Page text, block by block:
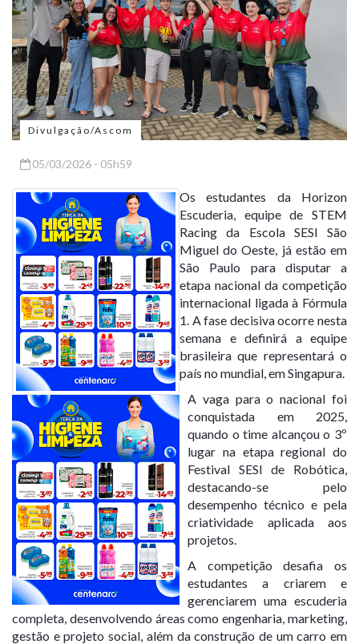
Divulgação/Ascom
05/03/2026 - 05h59
Os estudantes da Horizon
Escuderia, equipe de STEM
Racing da Escola SESI São
Miguel do Oeste, já estão em
São Paulo para disputar a
etapa nacional da competição
internacional ligada à Fórmula
1. A fase decisiva ocorre nesta
semana e definirá a equipe
brasileira que representará o
país no mundial, em Singapura.
A vaga para o nacional foi
conquistada em 2025,
quando o time alcançou o 3º
lugar na etapa regional do
Festival SESI de Robótica,
destacando-se pelo
desempenho técnico e pela
criatividade aplicada aos
projetos.
A competição desafia os
estudantes a criarem e
gerenciarem uma escuderia
completa, desenvolvendo áreas como engenharia, marketing,
gestão e projeto social, além da construção de um carro em